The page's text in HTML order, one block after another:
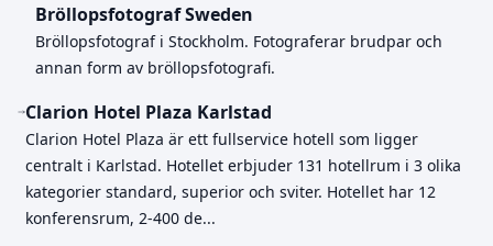
Bröllopsfotograf Sweden
Bröllopsfotograf i Stockholm. Fotograferar brudpar och
annan form av bröllopsfotografi.
Clarion Hotel Plaza Karlstad
Clarion Hotel Plaza är ett fullservice hotell som ligger
centralt i Karlstad. Hotellet erbjuder 131 hotellrum i 3 olika
kategorier standard, superior och sviter. Hotellet har 12
konferensrum, 2-400 de...